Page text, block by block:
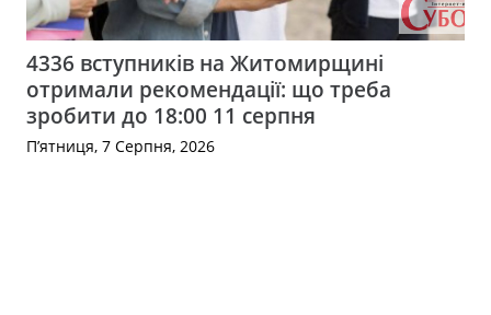
4336 вступників на Житомирщині
отримали рекомендації: що треба
зробити до 18:00 11 серпня
П’ятниця, 7 Серпня, 2026